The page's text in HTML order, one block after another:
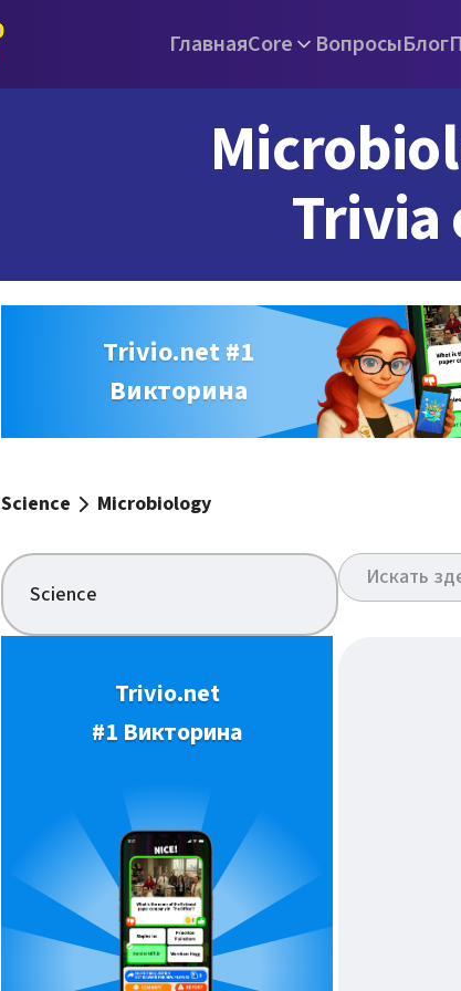
ГлавнаяCore ВопросыБлог
Trivia
Trivio.net #1
Викторина
Science Microbiology
Science
Trivio.net
#1 Викторина